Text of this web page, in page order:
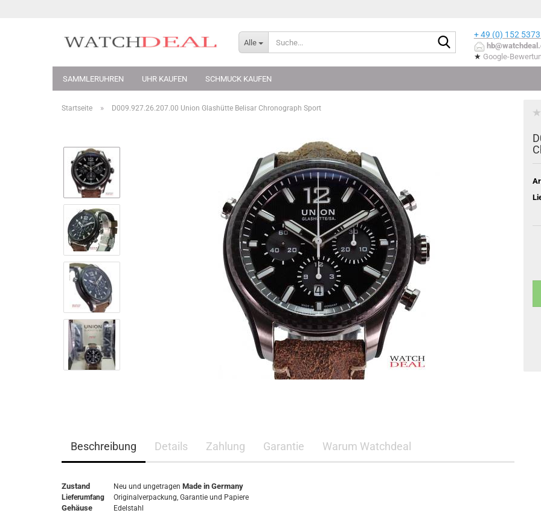
Alle
Suche...+ 49 (0) 152
★ Google-
SAMMLERUHREN UHR KAUFEN SCHMUCK KAUFEN
Startseite » D009.927.26.207.00 Union Glashütte Belisar Chronograph Sport
Beschreibung Details Zahlung Garantie Warum Watchdeal
Zustand Neu und ungetragen Made in Germany
Lieferumfang Originalverpackung, Garantie und Papiere
Gehäuse
Edelstahl